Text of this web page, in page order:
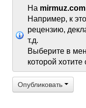
На mirmuz.com
Например, к
рецензию,
т.д.
Выберите в
которой хотите
Опубликовать